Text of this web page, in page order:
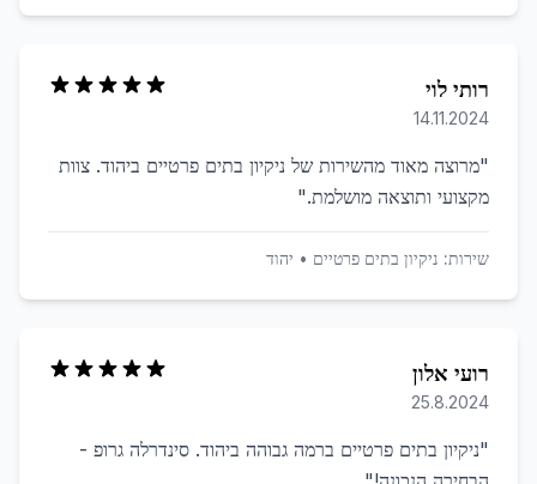
רותי לוי
14.11.2024
"מרוצה מאוד מהשירות של ניקיון בתים פרטיים ביהוד. צוות
מקצועי ותוצאה מושלמת."
שירות: ניקיון בתים פרטיים • יהוד
רועי אלון
25.8.2024
"ניקיון בתים פרטיים ברמה גבוהה ביהוד. סינדרלה גרופ -